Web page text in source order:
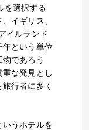
を選択する
イギリス、
イルランド
という単位
であろう
な発見とし
行者に多く
うホテルを